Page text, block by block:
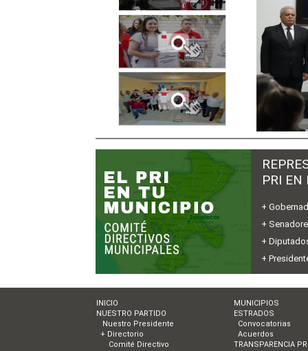
PRI EN
+
+
+
+
INICIO
NUESTRO PARTIDO
Nuestro Presidente
+ Directorio
Comité Directivo
MUNICIPIOS
ESTRADOS
Convocatorias
Acuerdos
TRANSPARENCIA